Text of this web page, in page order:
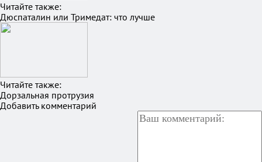
Читайте также:
Дюспаталин или Тримедат: что лучше
Читайте также:
Дорзальная протрузия
Добавить комментарий